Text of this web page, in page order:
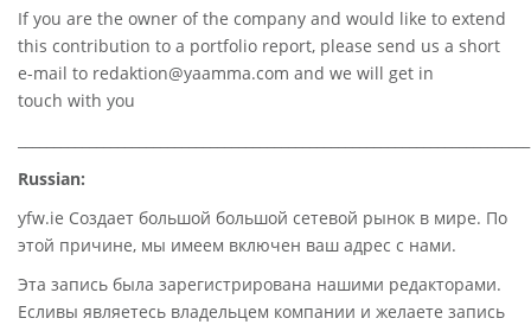
If you are the owner of the company and would like to extend
this contribution to a portfolio report, please send us a short
e-mail to redaktion@yaamma.com and we will get in
touch with you
Russian:
yfw.ie Создает большой большой сетевой рынок в мире. По
этой причине, мы имеем включен ваш адрес с нами.
Эта запись была зарегистрирована нашими редакторами.
Есливы являетесь владельцем компании и желаете запись